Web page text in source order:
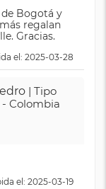
Bogotá y
regalan
Gracias.
el: 2025-03-28
| Tipo
Colombia
el: 2025-03-19